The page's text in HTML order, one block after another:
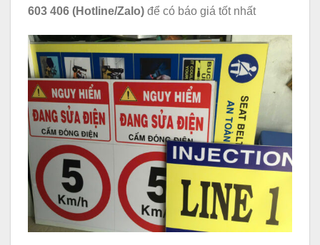
603 406 (Hotline/Zalo) để có báo giá tốt nhất